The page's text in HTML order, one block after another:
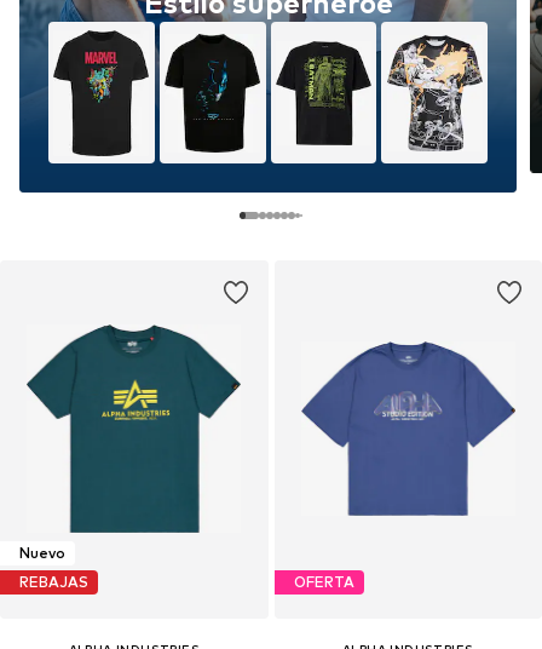
Nuevo
REBAJAS
OFERTA